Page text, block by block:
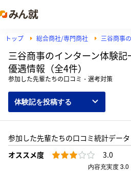
トップ 総合商社/専門商社 三谷商事
三谷商事のインターン体験
優遇情報（全4件）
参加した先輩たちの口コミ・選考対策
体験記を投稿する
参加した先輩たちの口コミ統計データ
オススメ度
3.0